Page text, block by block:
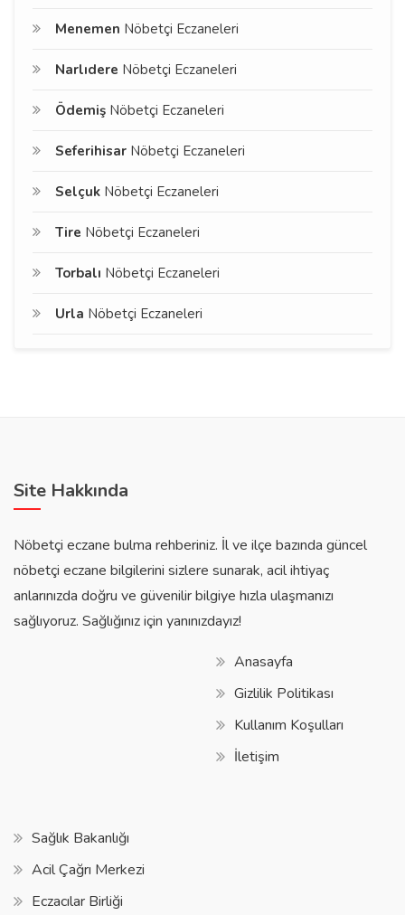
Menemen Nöbetçi Eczaneleri
Narlıdere Nöbetçi Eczaneleri
Ödemiş Nöbetçi Eczaneleri
Seferihisar Nöbetçi Eczaneleri
Selçuk Nöbetçi Eczaneleri
Tire Nöbetçi Eczaneleri
Torbalı Nöbetçi Eczaneleri
Urla Nöbetçi Eczaneleri
Site Hakkında
Nöbetçi eczane bulma rehberiniz. İl ve ilçe bazında güncel
nöbetçi eczane bilgilerini sizlere sunarak, acil ihtiyaç
anlarınızda doğru ve güvenilir bilgiye hızla ulaşmanızı
sağlıyoruz. Sağlığınız için yanınızdayız!
Anasayfa
Gizlilik Politikası
Kullanım Koşulları
İletişim
Sağlık Bakanlığı
Acil Çağrı Merkezi
Eczacılar Birliği